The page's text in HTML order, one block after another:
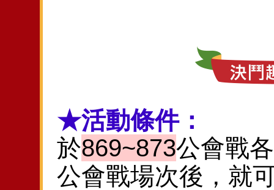
★活動條件：
於869~873公會戰
公會戰場次後，就